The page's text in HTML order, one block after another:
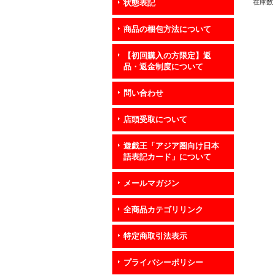
状態表記
商品の梱包方法について
【初回購入の方限定】返
品・返金制度について
問い合わせ
店頭受取について
遊戯王「アジア圏向け日本
語表記カード」について
メールマガジン
全商品カテゴリリンク
特定商取引法表示
プライバシーポリシー
在庫数